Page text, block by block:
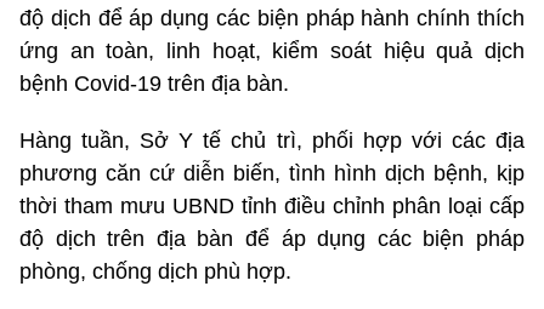
độ dịch để áp dụng các biện pháp hành chính thích
ứng an toàn, linh hoạt, kiểm soát hiệu quả dịch
bệnh Covid-19 trên địa bàn.
Hàng tuần, Sở Y tế chủ trì, phối hợp với các địa
phương căn cứ diễn biến, tình hình dịch bệnh, kịp
thời tham mưu UBND tỉnh điều chỉnh phân loại cấp
độ dịch trên địa bàn để áp dụng các biện pháp
phòng, chống dịch phù hợp.